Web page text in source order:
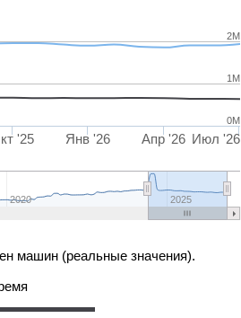
'25 Янв '26 Апр '26 Июл '26
2020 2025
0M
1M
2M
машин (реальные значения).